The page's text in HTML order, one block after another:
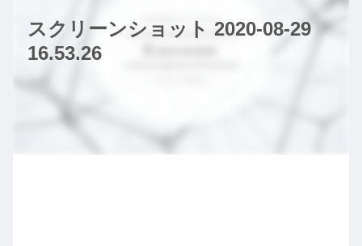
スクリーンショット 2020-08-29
16.53.26